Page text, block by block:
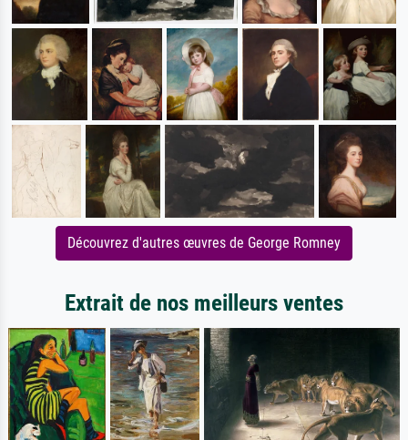
Découvrez d'autres œuvres de George Romney
Extrait de nos meilleurs ventes